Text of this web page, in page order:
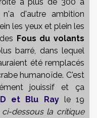
n'a d'autre ambition
les yeux et plein les
Fous du volants
barré, dans lequel
été remplacés
humanoïde. C'est
jouissif et ça
et Blu Rayle 19
dessous la critique